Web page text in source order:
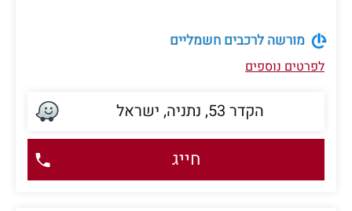
מורשה לרכבים חשמליים
לפרטים נוספים
הקדר 53, נתניה, ישראל
חייג